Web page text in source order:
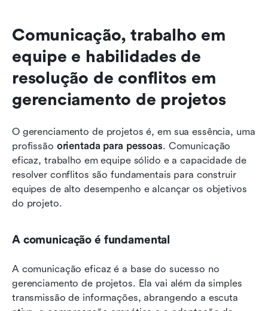
Comunicação, trabalho em
equipe e habilidades de
resolução de conflitos em
gerenciamento de projetos
O gerenciamento de projetos é, em sua essência, uma
profissão orientada para pessoas. Comunicação
eficaz, trabalho em equipe sólido e a capacidade de
resolver conflitos são fundamentais para construir
equipes de alto desempenho e alcançar os objetivos
do projeto.
A comunicação é fundamental
A comunicação eficaz é a base do sucesso no
gerenciamento de projetos. Ela vai além da simples
transmissão de informações, abrangendo a escuta